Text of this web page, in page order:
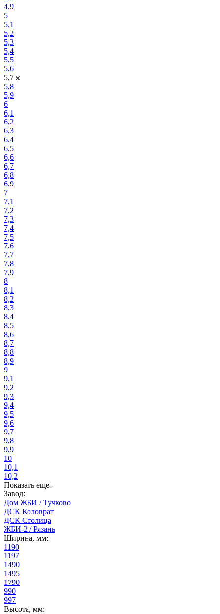
4,9
5
5,1
5,2
5,3
5,4
5,5
5,6
5,7
5,8
5,9
6
6,1
6,2
6,3
6,4
6,5
6,6
6,7
6,8
6,9
7
7,1
7,2
7,3
7,4
7,5
7,6
7,7
7,8
7,9
8
8,1
8,2
8,3
8,4
8,5
8,6
8,7
8,8
8,9
9
9,1
9,2
9,3
9,4
9,5
9,6
9,7
9,8
9,9
10
10,1
10,2
Показать еще
Завод:
Дом ЖБИ / Тучково
ДСК Коловрат
ДСК Столица
ЖБИ-2 / Рязань
Ширина, мм:
1190
1197
1490
1495
1790
990
997
Высота, мм: